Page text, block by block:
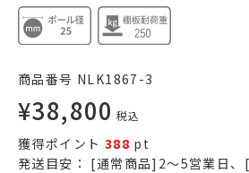
商品番号 NLK1867-3
¥38,800 税込
獲得ポイント 388 pt
発送目安： [通常商品]2～5営業日